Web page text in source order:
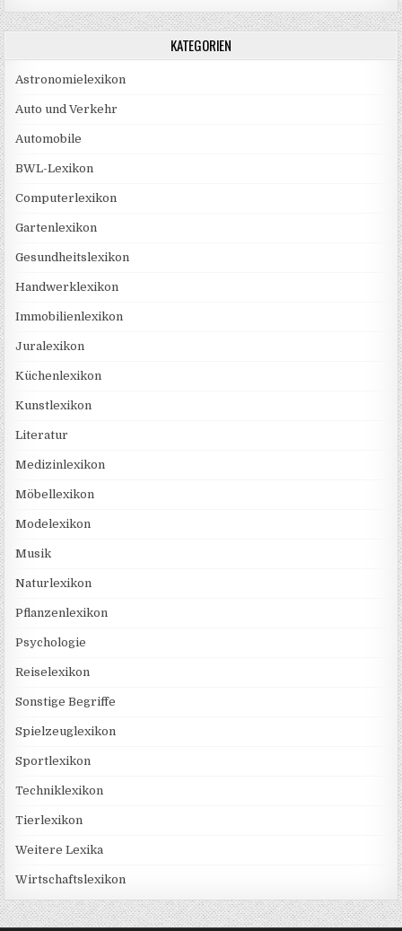
KATEGORIEN
Astronomielexikon
Auto und Verkehr
Automobile
BWL-Lexikon
Computerlexikon
Gartenlexikon
Gesundheitslexikon
Handwerklexikon
Immobilienlexikon
Juralexikon
Küchenlexikon
Kunstlexikon
Literatur
Medizinlexikon
Möbellexikon
Modelexikon
Musik
Naturlexikon
Pflanzenlexikon
Psychologie
Reiselexikon
Sonstige Begriffe
Spielzeuglexikon
Sportlexikon
Techniklexikon
Tierlexikon
Weitere Lexika
Wirtschaftslexikon